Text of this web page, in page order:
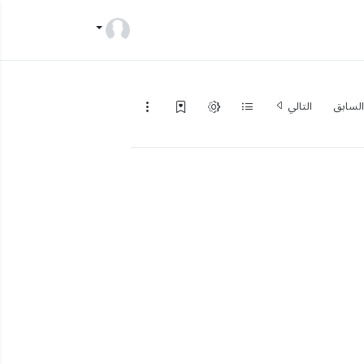
السابق التالي